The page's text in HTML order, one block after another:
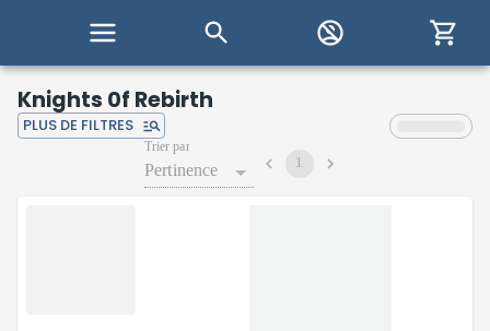
Knights 0f Rebirth
PLUS DE FILTRES
Trier par
Pertinence 1